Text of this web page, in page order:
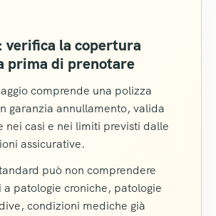
verifica la copertura
prima di prenotare
comprende una polizza
garanzia annullamento, valida
nei casi e nei limiti previsti dalle
assicurative.
può non comprendere
patologie croniche, patologie
condizioni mediche già